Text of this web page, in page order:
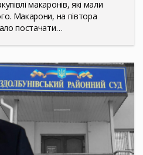
макаронів, які мали
Макарони, на півтора
постачати…